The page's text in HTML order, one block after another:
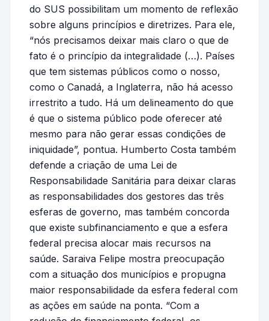
do SUS possibilitam um momento de reflexão
sobre alguns princípios e diretrizes. Para ele,
“nós precisamos deixar mais claro o que de
fato é o princípio da integralidade (…). Países
que tem sistemas públicos como o nosso,
como o Canadá, a Inglaterra, não há acesso
irrestrito a tudo. Há um delineamento do que
é que o sistema público pode oferecer até
mesmo para não gerar essas condições de
iniquidade”, pontua. Humberto Costa também
defende a criação de uma Lei de
Responsabilidade Sanitária para deixar claras
as responsabilidades dos gestores das três
esferas de governo, mas também concorda
que existe subfinanciamento e que a esfera
federal precisa alocar mais recursos na
saúde. Saraiva Felipe mostra preocupação
com a situação dos municípios e propugna
maior responsabilidade da esfera federal com
as ações em saúde na ponta. “Com a